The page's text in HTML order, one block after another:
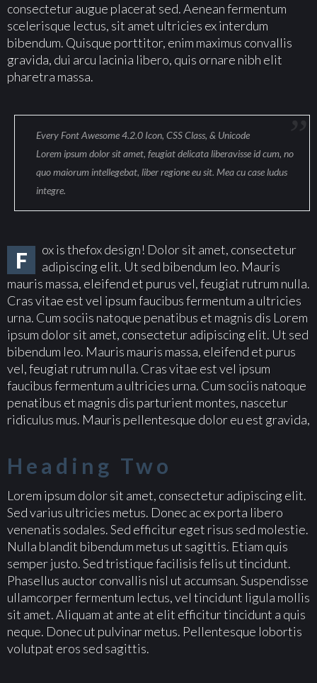
consectetur augue placerat sed. Aenean fermentum
scelerisque lectus, sit amet ultricies ex interdum
bibendum. Quisque porttitor, enim maximus convallis
gravida, dui arcu lacinia libero, quis ornare nibh elit
pharetra massa.
Every Font Awesome 4.2.0 Icon, CSS Class, & Unicode
Lorem ipsum dolor sit amet, feugiat delicata liberavisse id cum, no
quo maiorum intellegebat, liber regione eu sit. Mea cu case ludus
integre.
F
ox is thefox design! Dolor sit amet, consectetur
adipiscing elit. Ut sed bibendum leo. Mauris
mauris massa, eleifend et purus vel, feugiat rutrum nulla.
Cras vitae est vel ipsum faucibus fermentum a ultricies
urna. Cum sociis natoque penatibus et magnis dis Lorem
ipsum dolor sit amet, consectetur adipiscing elit. Ut sed
bibendum leo. Mauris mauris massa, eleifend et purus
vel, feugiat rutrum nulla. Cras vitae est vel ipsum
faucibus fermentum a ultricies urna. Cum sociis natoque
penatibus et magnis dis parturient montes, nascetur
ridiculus mus. Mauris pellentesque dolor eu est gravida,
Heading Two
Lorem ipsum dolor sit amet, consectetur adipiscing elit.
Sed varius ultricies metus. Donec ac ex porta libero
venenatis sodales. Sed efficitur eget risus sed molestie.
Nulla blandit bibendum metus ut sagittis. Etiam quis
semper justo. Sed tristique facilisis felis ut tincidunt.
Phasellus auctor convallis nisl ut accumsan. Suspendisse
ullamcorper fermentum lectus, vel tincidunt ligula mollis
sit amet. Aliquam at ante at elit efficitur tincidunt a quis
neque. Donec ut pulvinar metus. Pellentesque lobortis
volutpat eros sed sagittis.